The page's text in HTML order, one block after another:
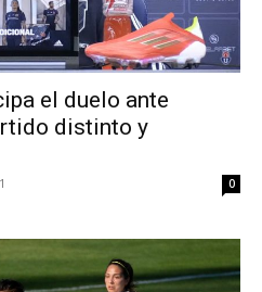
el duelo ante
distinto y
0